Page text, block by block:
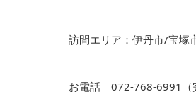
訪問エリア：伊丹市/宝
お電話 072-768-6991（